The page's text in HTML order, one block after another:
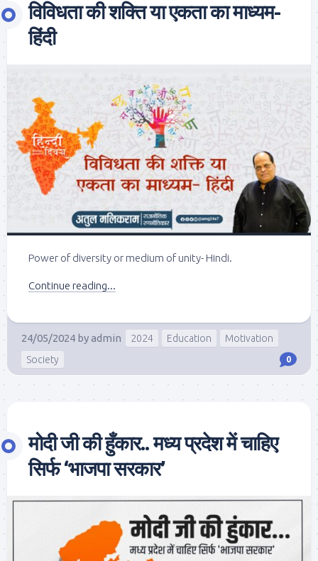
विविधता की शक्ति या एकता का माध्यम-
हिंदी
Power of diversity or medium of unity- Hindi.
Continue reading...
24/05/2024 byadmin 2024 Education
Motivation
Society
0
मोदी जी की हुँकार.. मध्य प्रदेश में चाहिए
सिर्फ ‘भाजपा सरकार’